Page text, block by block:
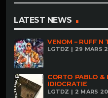
LATEST NEWS
VENOM – RUFF N
LGTDZ | 29 MARS
CORTO PABLO &
IDIOCRATIE
LGTDZ | 2 MARS